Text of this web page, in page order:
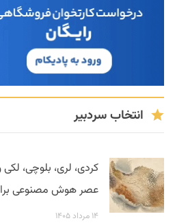
انتخاب سردبیر
کردی، لری، بلوچی،
عصر هوش مصنوعی برای
۱۴ مرداد ۱۴۰۵